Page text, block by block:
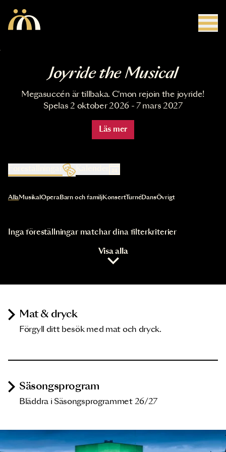
Joyride the Musical
Megasuccén är tillbaka. C'mon rejoin the joyride!
Spelas 2 oktober 2026 - 7 mars 2027
Läs mer
Kalender
Val av kategori uppdaterar innehållet automatiskt
AllaMusikal OperaBarn och familjKonsertTurnéDansÖvrigt
Inga föreställningar matchar dina filterkriterier
Visa alla
Mat & dryck
Förgyll ditt besök med mat och dryck.
Säsongsprogram
Bläddra i Säsongsprogrammet 26/27